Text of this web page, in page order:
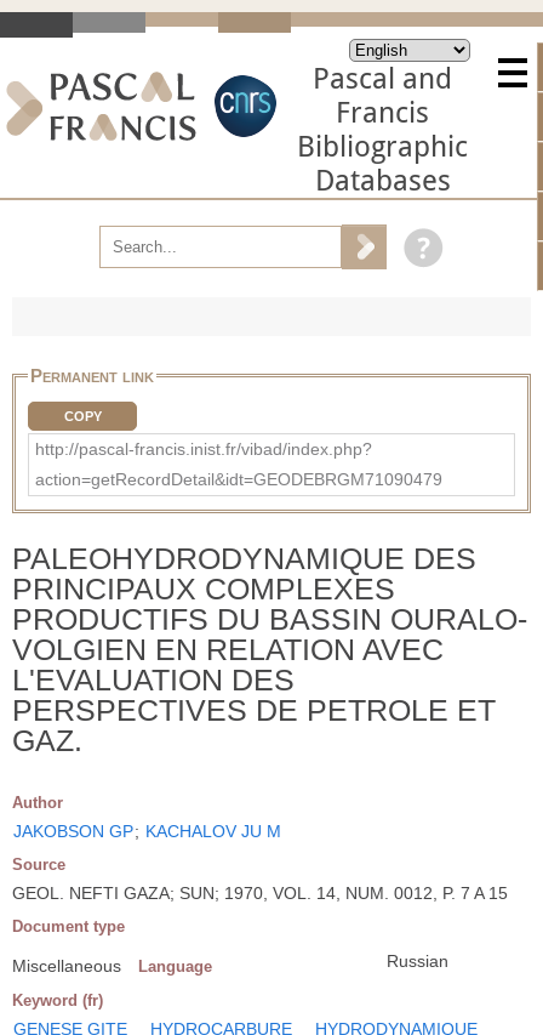
Pascal and
Francis
Bibliographic
Databases
Permanent link
COPY
http://pascal-francis.inist.fr/vibad/index.php?
action=getRecordDetail&idt=GEODEBRGM71090479
PALEOHYDRODYNAMIQUE DES
PRINCIPAUX COMPLEXES
PRODUCTIFS DU BASSIN OURALO-
VOLGIEN EN RELATION AVEC
L'EVALUATION DES
PERSPECTIVES DE PETROLE ET
GAZ.
Author
JAKOBSON GP; KACHALOV JU M
Source
GEOL. NEFTI GAZA; SUN; 1970, VOL. 14, NUM. 0012, P. 7 A 15
Document type
Miscellaneous Language Russian
Keyword (fr)
GENESE GITE HYDROCARBURE
HYDRODYNAMIQUE